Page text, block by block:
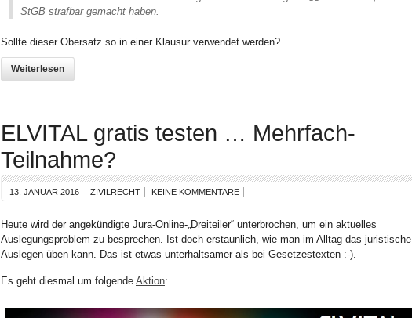
StGB strafbar gemacht haben.
Sollte dieser Obersatz so in einer Klausur verwendet werden?
Weiterlesen
ELVITAL gratis testen … Mehrfach-
Teilnahme?
13. JANUAR 2016 ZIVILRECHT KEINE KOMMENTARE
Heute wird der angekündigte Jura-Online-„Dreiteiler“ unterbrochen, um ein aktuelles
Auslegungsproblem zu besprechen. Ist doch erstaunlich, wie man im Alltag das juristische
Auslegen üben kann. Das ist etwas unterhaltsamer als bei Gesetzestexten :-).
Es geht diesmal um folgende Aktion: